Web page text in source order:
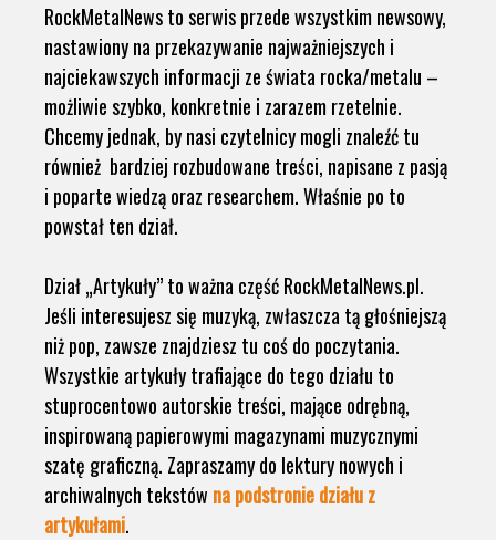
RockMetalNews to serwis przede wszystkim newsowy,
nastawiony na przekazywanie najważniejszych i
najciekawszych informacji ze świata rocka/metalu –
możliwie szybko, konkretnie i zarazem rzetelnie.
Chcemy jednak, by nasi czytelnicy mogli znaleźć tu
również bardziej rozbudowane treści, napisane z pasją
i poparte wiedzą oraz researchem. Właśnie po to
powstał ten dział.
Dział „Artykuły” to ważna część RockMetalNews.pl.
Jeśli interesujesz się muzyką, zwłaszcza tą głośniejszą
niż pop, zawsze znajdziesz tu coś do poczytania.
Wszystkie artykuły trafiające do tego działu to
stuprocentowo autorskie treści, mające odrębną,
inspirowaną papierowymi magazynami muzycznymi
szatę graficzną. Zapraszamy do lektury nowych i
archiwalnych tekstów na podstronie działu z
artykułami.